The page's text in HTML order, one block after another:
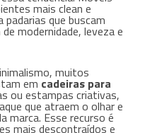
mais clean e
padarias que buscam
modernidade, leveza e
muitos
em cadeiras para
ou estampas criativas,
que atraem o olhar e
marca. Esse recurso é
mais descontraídos e